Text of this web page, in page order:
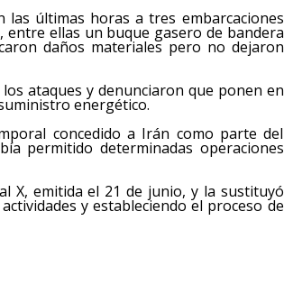
las últimas horas a tres embarcaciones
ellas un buque gasero de bandera
daños materiales pero no dejaron
ataques y denunciaron que ponen en
energético.
concedido a Irán como parte del
permitido determinadas operaciones
X, emitida el 21 de junio, y la sustituyó
y estableciendo el proceso de